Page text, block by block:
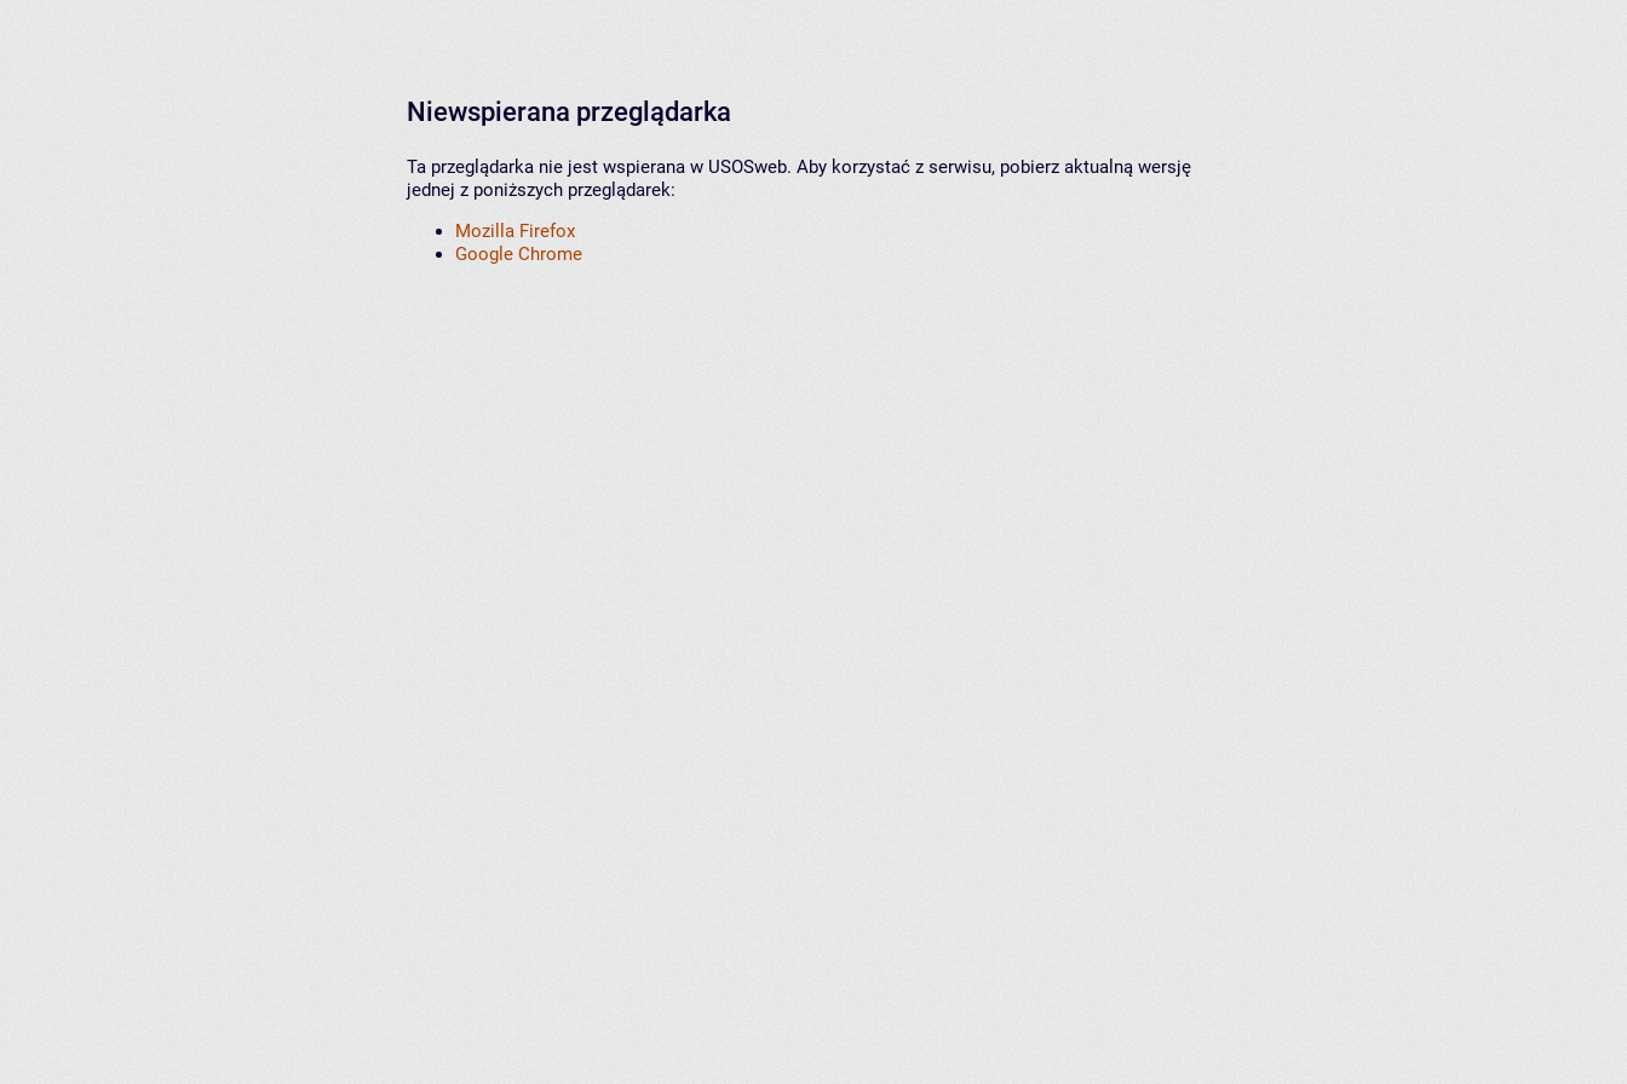
Niewspierana przeglądarka
Ta przeglądarka nie jest wspierana w USOSweb. Aby korzystać z serwisu, pobierz aktualną wersję
jednej z poniższych przeglądarek:
Mozilla Firefox
Google Chrome